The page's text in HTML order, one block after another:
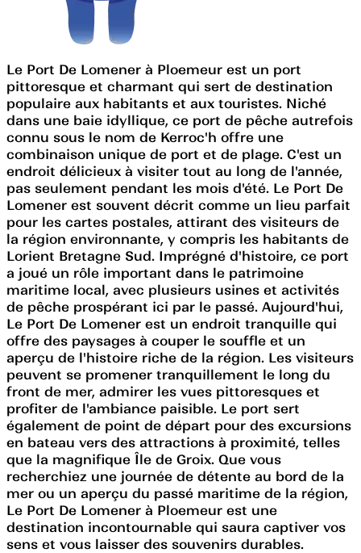
Le Port De Lomener à Ploemeur est un port
pittoresque et charmant qui sert de destination
populaire aux habitants et aux touristes. Niché
dans une baie idyllique, ce port de pêche autrefois
connu sous le nom de Kerroc'h offre une
combinaison unique de port et de plage. C'est un
endroit délicieux à visiter tout au long de l'année,
pas seulement pendant les mois d'été. Le Port De
Lomener est souvent décrit comme un lieu parfait
pour les cartes postales, attirant des visiteurs de
la région environnante, y compris les habitants de
Lorient Bretagne Sud. Imprégné d'histoire, ce port
a joué un rôle important dans le patrimoine
maritime local, avec plusieurs usines et activités
de pêche prospérant ici par le passé. Aujourd'hui,
Le Port De Lomener est un endroit tranquille qui
offre des paysages à couper le souffle et un
aperçu de l'histoire riche de la région. Les visiteurs
peuvent se promener tranquillement le long du
front de mer, admirer les vues pittoresques et
profiter de l'ambiance paisible. Le port sert
également de point de départ pour des excursions
en bateau vers des attractions à proximité, telles
que la magnifique Île de Groix. Que vous
recherchiez une journée de détente au bord de la
mer ou un aperçu du passé maritime de la région,
Le Port De Lomener à Ploemeur est une
destination incontournable qui saura captiver vos
sens et vous laisser des souvenirs durables.